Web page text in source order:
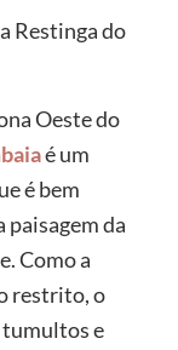
Restinga do
Oeste do
é um
é bem
paisagem da
Como a
restrito, o
tumultos e